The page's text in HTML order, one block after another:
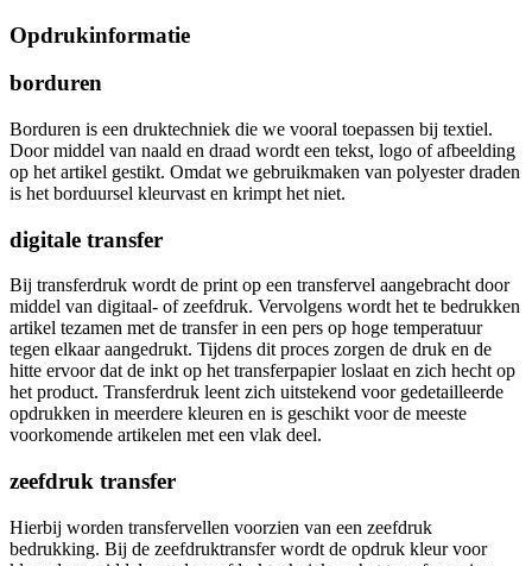
Opdrukinformatie
borduren
Borduren is een druktechniek die we vooral toepassen bij textiel.
Door middel van naald en draad wordt een tekst, logo of afbeelding
op het artikel gestikt. Omdat we gebruikmaken van polyester draden
is het borduursel kleurvast en krimpt het niet.
digitale transfer
Bij transferdruk wordt de print op een transfervel aangebracht door
middel van digitaal- of zeefdruk. Vervolgens wordt het te bedrukken
artikel tezamen met de transfer in een pers op hoge temperatuur
tegen elkaar aangedrukt. Tijdens dit proces zorgen de druk en de
hitte ervoor dat de inkt op het transferpapier loslaat en zich hecht op
het product. Transferdruk leent zich uitstekend voor gedetailleerde
opdrukken in meerdere kleuren en is geschikt voor de meeste
voorkomende artikelen met een vlak deel.
zeefdruk transfer
Hierbij worden transfervellen voorzien van een zeefdruk
bedrukking. Bij de zeefdruktransfer wordt de opdruk kleur voor